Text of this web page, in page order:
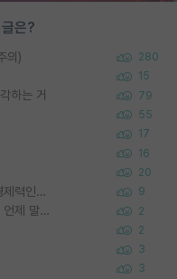
은?
의) 280
15
하는 거 79
55
17
16
20
박사진학하기에 2억은 괜찮은 (?) 정도의 경제력인가요 9
타대학원 컨텍 준비중인데, 지도교수님께는 언제 말씀드려야 할까요? 2
2
3
3